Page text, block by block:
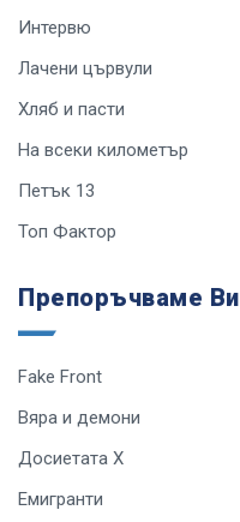
Интервю
Лачени цървули
Хляб и пасти
На всеки километър
Петък 13
Топ Фактор
Препоръчваме Ви
Fake Front
Вяра и демони
Досиетата Х
Емигранти